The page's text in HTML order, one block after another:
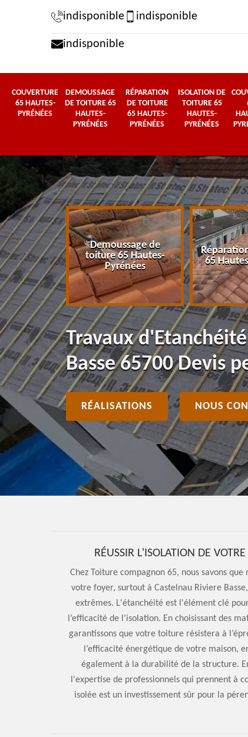
indisponible indisponible
indisponible
COUVERTURE
65 HAUTES-
PYRÉNÉES
DEMOUSSAGE
DE TOITURE 65
HAUTES-
PYRÉNÉES
RÉPARATION
DE TOITURE
65 HAUTES-
PYRÉNÉES
ISOLATION DE
TOITURE 65
HAUTES-
PYRÉNÉES
Hautes-
Demoussage de
toiture 65 Hautes-
Pyrénées
65
Travaux
Basse 65700 Devis
RÉALISATIONS NOUS
RÉUSSIR L'ISOLATION DE
Chez Toiture compagnon 65, nous savons
votre foyer, surtout à Castelnau Riviere
extrêmes. L'étanchéité est l'élément clé
l’efficacité de l’isolation. En choisissant des
garantissons que votre toiture résistera à
l’efficacité énergétique de votre maison,
également à la durabilité de la structure.
l'expertise de professionnels qui prennent
isolée est un investissement sûr pour la